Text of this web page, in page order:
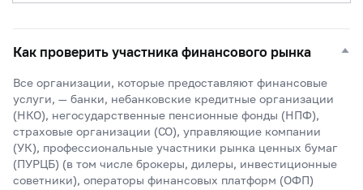
Как проверить участника финансового рынка
Все организации, которые предоставляют финансовые
услуги, — банки, небанковские кредитные организации
(НКО), негосударственные пенсионные фонды (НПФ),
страховые организации (СО), управляющие компании
(УК), профессиональные участники рынка ценных бумаг
(ПУРЦБ) (в том числе брокеры, дилеры, инвестиционные
советники), операторы финансовых платформ (ОФП)